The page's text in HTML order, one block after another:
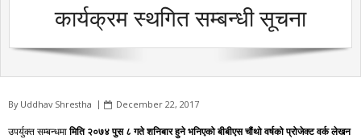
कार्यक्रम स्थगित सम्बन्धी सूचना
By Uddhav Shrestha December 22, 2017
उपर्युक्त सम्बन्धमामिति २०७४ पुस ८ गते शनिबार हुने भनिएको बीबीएस चौंथो वर्षको प्रोजेक्ट वर्क लेखन